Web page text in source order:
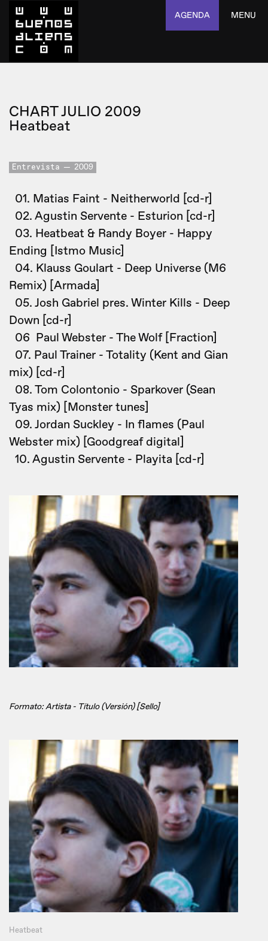
AGENDA MENU
CHART JULIO 2009
Heatbeat
Entrevista 2009
01. Matias Faint - Neitherworld [cd-r]
02. Agustin Servente - Esturion [cd-r]
03. Heatbeat & Randy Boyer - Happy
Ending [Istmo Music]
04. Klauss Goulart - Deep Universe (M6
Remix) [Armada]
05. Josh Gabriel pres. Winter Kills - Deep
Down [cd-r]
06 Paul Webster - The Wolf [Fraction]
07. Paul Trainer - Totality (Kent and Gian
mix) [cd-r]
08. Tom Colontonio - Sparkover (Sean
Tyas mix) [Monster tunes]
09. Jordan Suckley - In flames (Paul
Webster mix) [Goodgreaf digital]
10. Agustin Servente - Playita [cd-r]
Formato: Artista - Título (Versión) [Sello]
Heatbeat